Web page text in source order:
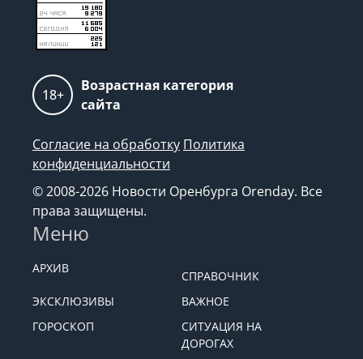
18+
Возрастная категория
сайта
Согласие на обработку Политика
конфиденциальности
© 2008-2026 Новости Оренбурга Orenday. Все
права защищены.
Меню
АРХИВ
СПРАВОЧНИК
ЭКСКЛЮЗИВЫ
ВАЖНОЕ
ГОРОСКОП
СИТУАЦИЯ НА
ДОРОГАХ